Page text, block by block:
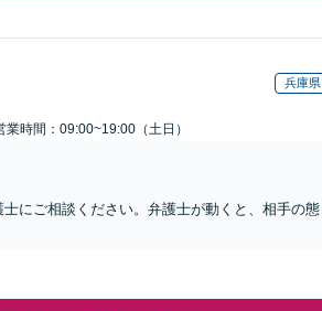
兵庫県
業時間：09:00~19:00（土日）
にご相談ください。弁護士が動くと、相手の態